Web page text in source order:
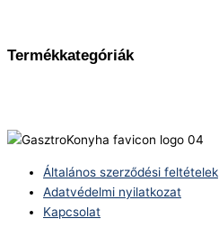
Termékkategóriák
Általános szerződési feltételek
Adatvédelmi nyilatkozat
Kapcsolat